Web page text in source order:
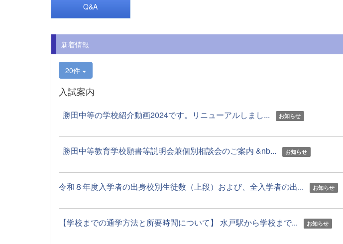
Q&A
新着情報
20件
入試案内
勝田中等の学校紹介動画2024です。リニューアルしまし... お知らせ
勝田中等教育学校願書等説明会兼個別相談会のご案内 &nb... お知らせ
令和８年度入学者の出身校別生徒数（上段）および、全入学者の出... お知らせ
【学校までの通学方法と所要時間について】 水戸駅から学校まで... お知らせ